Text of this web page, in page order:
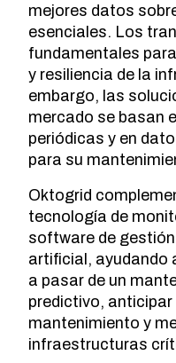
mejores datos
esenciales. Los
fundamentales
y resiliencia de la
embargo, las
mercado se basan
periódicas y en
para su
Oktogrid
tecnología de
software de
artificial, ayudando
a pasar de un
predictivo,
mantenimiento y
infraestructuras